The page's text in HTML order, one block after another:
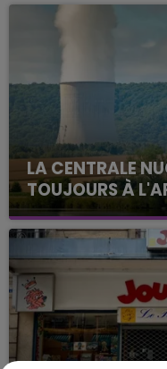
LA CENTRALE
TOUJOURS À
Cela fait déjà une
nucléaire
justifiée par la
présente.